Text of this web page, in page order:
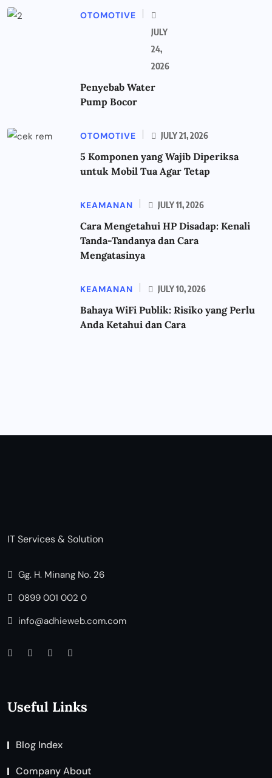
OTOMOTIVE
JULY
24,
2026
Penyebab Water
Pump Bocor
OTOMOTIVE JULY 21, 2026
5 Komponen yang Wajib Diperiksa
untuk Mobil Tua Agar Tetap
KEAMANAN JULY 11, 2026
Cara Mengetahui HP Disadap: Kenali
Tanda-Tandanya dan Cara
Mengatasinya
KEAMANAN JULY 10, 2026
Bahaya WiFi Publik: Risiko yang Perlu
Anda Ketahui dan Cara
IT Services & Solution
Gg. H. Minang No. 26
0899 001 002 0
info@adhieweb.com.com
Useful Links
Blog Index
Company About